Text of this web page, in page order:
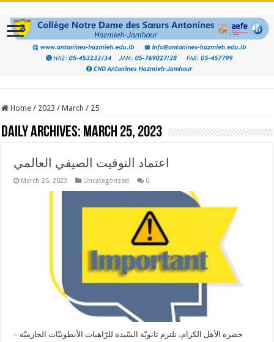
Home / 2023 / March / 25
Daily Archives: March 25, 2023
اعتماد التوقيت الصيفي العالمي
March 25, 2023 Uncategorized 0
حضرة الأهل الكرام، تلتزم ثانويّة السّيدة للرّاهبات الأنطونيّات الحازميّة –